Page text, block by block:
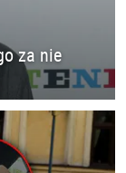
za nie